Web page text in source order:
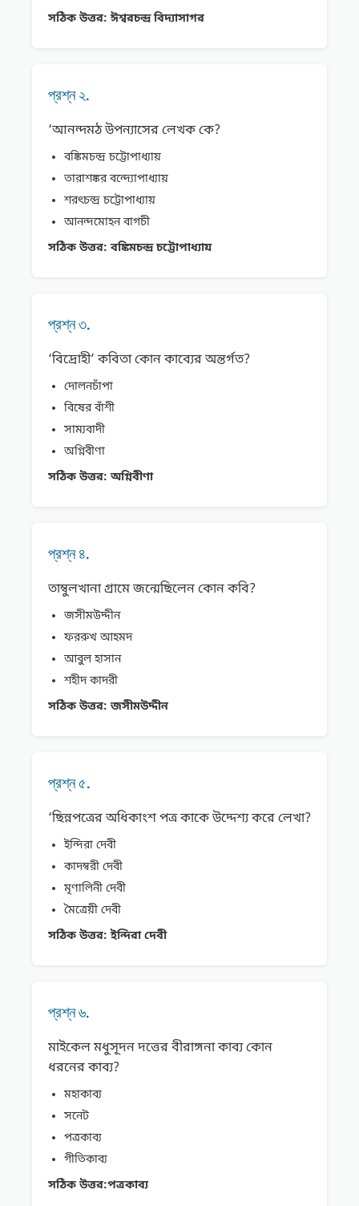
সঠিক উত্তর: ঈশ্বরচন্দ্র বিদ্যাসাগর
প্রশ্ন ২.
‘আনন্দমঠ উপন্যাসের লেখক কে?
বঙ্কিমচন্দ্র চট্টোপাধ্যায়
তারাশঙ্কর বন্দ্যোপাধ্যায়
শরৎচন্দ্র চট্টোপাধ্যায়
আনন্দমােহন বাগচী
সঠিক উত্তর: বঙ্কিমচন্দ্র চট্টোপাধ্যায়
প্রশ্ন ৩.
‘বিদ্রোহী’ কবিতা কোন কাব্যের অন্তর্গত?
দোলনচাঁপা
বিষের বাঁশী
সাম্যবাদী
অগ্নিবীণা
সঠিক উত্তর: অগ্নিবীণা
প্রশ্ন ৪.
তাম্বুলখানা গ্রামে জন্মেছিলেন কোন কবি?
জসীমউদ্দীন
ফররুখ আহমদ
আবুল হাসান
শহীদ কাদরী
সঠিক উত্তর: জসীমউদ্দীন
প্রশ্ন ৫.
‘ছিন্নপত্রের অধিকাংশ পত্র কাকে উদ্দেশ্য করে লেখা?
ইন্দিরা দেবী
কাদম্বরী দেবী
মৃণালিনী দেবী
মৈত্রেয়ী দেবী
সঠিক উত্তর: ইন্দিরা দেবী
প্রশ্ন ৬.
মাইকেল মধুসূদন দত্তের বীরাঙ্গনা কাব্য কোন
ধরনের কাব্য?
মহাকাব্য
সনেট
পত্রকাব্য
গীতিকাব্য
সঠিক উত্তর:পত্রকাব্য